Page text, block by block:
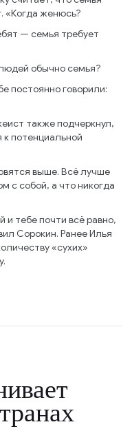
«Когда женюсь?
— семья требует
обычно семья?
постоянно говорили:
также подчеркнул,
потенциальной
выше. Всё лучше
с собой, а что никогда
и тебе почти всё равно,
Сорокин. Ранее Илья
«сухих»